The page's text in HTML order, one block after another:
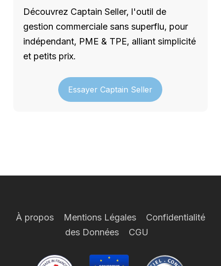
Découvrez Captain Seller, l'outil de
gestion commerciale sans superflu, pour
indépendant, PME & TPE, alliant simplicité
et petits prix.
Essayer Captain Seller
À propos Mentions Légales
Confidentialité
des Données
CGU